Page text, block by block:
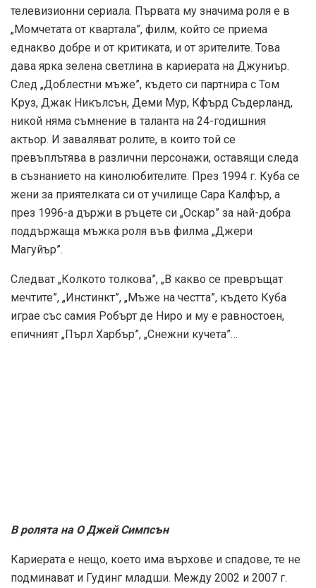
телевизионни сериала. Първата му значима роля е в
„Момчетата от квартала”, филм, който се приема
еднакво добре и от критиката, и от зрителите. Това
дава ярка зелена светлина в кариерата на Джуниър.
След „Доблестни мъже”, където си партнира с Том
Круз, Джак Никълсън, Деми Мур, Кфърд Съдерланд,
никой няма съмнение в таланта на 24-годишния
актьор. И заваляват ролите, в които той се
превъплътява в различни персонажи, оставящи следа
в съзнанието на кинолюбителите. През 1994 г. Куба се
жени за приятелката си от училище Сара Калфър, а
през 1996-а държи в ръцете си „Оскар” за най-добра
поддържаща мъжка роля във филма „Джери
Магуйър”.
Следват „Колкото толкова”, „В какво се превръщат
мечтите”, „Инстинкт”, „Мъже на честта”, където Куба
играе със самия Робърт де Ниро и му е равностоен,
епичният „Пърл Харбър”, „Снежни кучета”…
Гудин се насочва към театъра, а след това и към малки
кинокритиците. Нещо като период на капсулиране,
който е последван от катарзис в решенията. Малка